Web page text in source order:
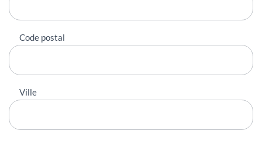
Code postal
Ville